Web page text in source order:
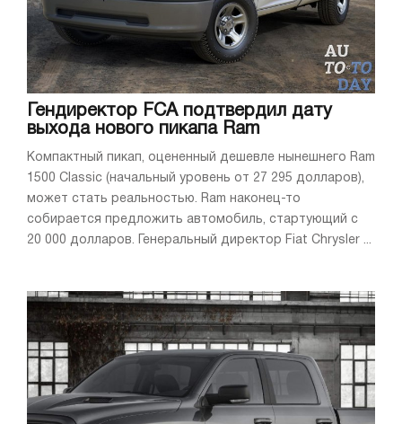
Гендиректор FCA подтвердил дату
выхода нового пикапа Ram
Компактный пикап, оцененный дешевле нынешнего Ram
1500 Classic (начальный уровень от 27 295 долларов),
может стать реальностью. Ram наконец-то
собирается предложить автомобиль, стартующий с
20 000 долларов. Генеральный директор Fiat Chrysler ...